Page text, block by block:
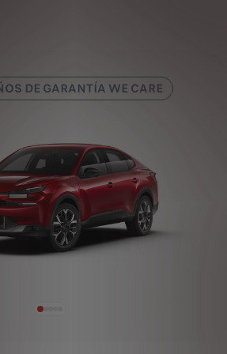
DE GARANTÍA WE CARE